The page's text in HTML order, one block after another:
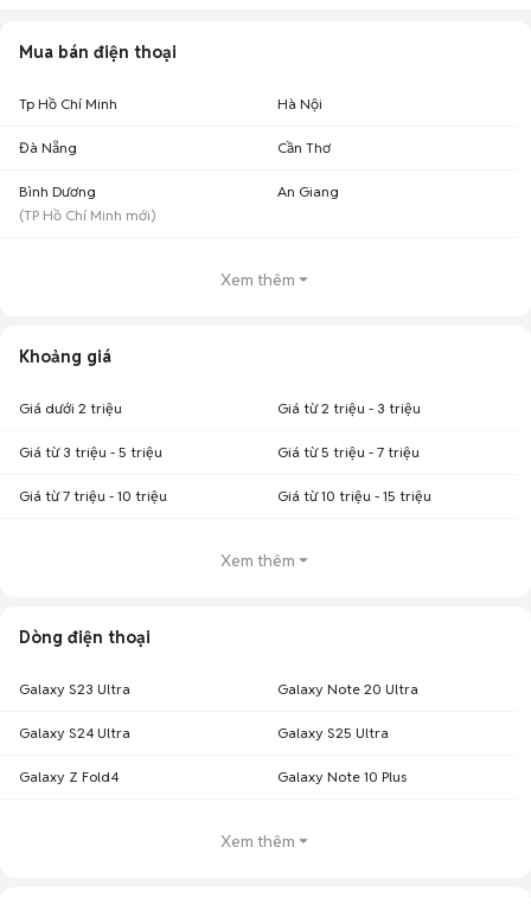
Mua bán Samsung M55 cũ
giúp người dùng dễ dàng tìm kiếm và so sánh giá cả.
Top 2 khoảng giá có nhiều tin mua bán Samsung Galaxy M55 nhất
Samsung Galaxy M55 giá 5 - 7 triệu
: 12 điện thoại
Mua bán điện thoại
Tp Hồ Chí Minh Hà Nội
Đà Nẵng Cần Thơ
Bình Dương
(TP Hồ Chí Minh mới)
An Giang
Xem thêm
Khoảng giá
Giá dưới 2 triệu Giá từ 2 triệu - 3 triệu
Giá từ 3 triệu - 5 triệu Giá từ 5 triệu - 7 triệu
Giá từ 7 triệu - 10 triệu Giá từ 10 triệu - 15 triệu
Xem thêm
Dòng điện thoại
Galaxy S23 Ultra Galaxy Note 20 Ultra
Galaxy S24 Ultra Galaxy S25 Ultra
Galaxy Z Fold4 Galaxy Note 10 Plus
Xem thêm